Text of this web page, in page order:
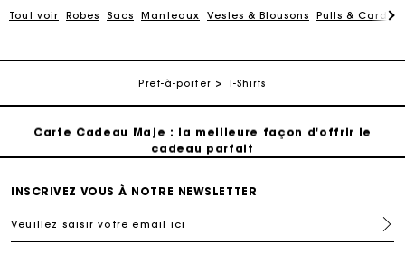
Tout voir Robes Sacs Manteaux Vestes & Blousons Pulls &
Prêt-à-porter T-Shirts
Suivi de commande
Carte Cadeau Maje : la meilleure façon d'offrir le
cadeau parfait
Livraison à domicile offerte sous 2 jours ouvrés
INSCRIVEZ VOUS À NOTRE NEWSLETTER
Veuillez saisir votre email ici